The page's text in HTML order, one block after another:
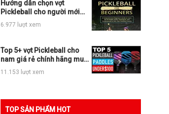
Hướng dẫn chọn vợt
Pickleball cho người mới
chơi chi tiết nhất
6.977 lượt xem
Top 5+ vợt Pickleball cho
nam giá rẻ chính hãng mua
ngay không phí
11.153 lượt xem
TOP SẢN PHẨM HOT